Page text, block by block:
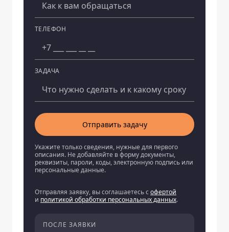
ТЕЛЕФОН
ЗАДАЧА
Отправить задачу
Укажите только сведения, нужные для первого
описания. Не добавляйте в форму документы,
реквизиты, пароли, коды, электронную подпись или
персональные данные.
Отправляя заявку, вы соглашаетесь софертой
и политикой обработки персональных данных.
ПОСЛЕ ЗАЯВКИ